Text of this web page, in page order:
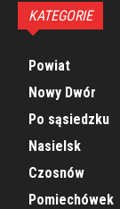
KATEGORIE
Powiat
Nowy Dwór
Po sąsiedzku
Nasielsk
Czosnów
Pomiechówek